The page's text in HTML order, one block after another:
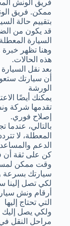
فريق الونش
ممكن. فريق
بتقييم حالة
قد يكون من
السيارة المعطلة
وهنا تظهر
هذه الحالات.
بعد نقل
أن سيارتك
الورشة
يمكنك أيضًا
تقدمها شركة
إصلاح فوري.
بالتالي،
المعطلة، لا
الدعم
كن على ثقة أن
وقت ممكن
سيارتك بسرعة
لكي تصل إلينا
أرقام ونش
التي تحتاج إليها
ولكي يصل إليك
مراحل النقل